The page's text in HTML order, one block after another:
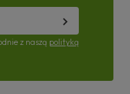
z naszą polityką